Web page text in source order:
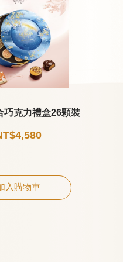
巧克力禮盒26顆裝
入購物車